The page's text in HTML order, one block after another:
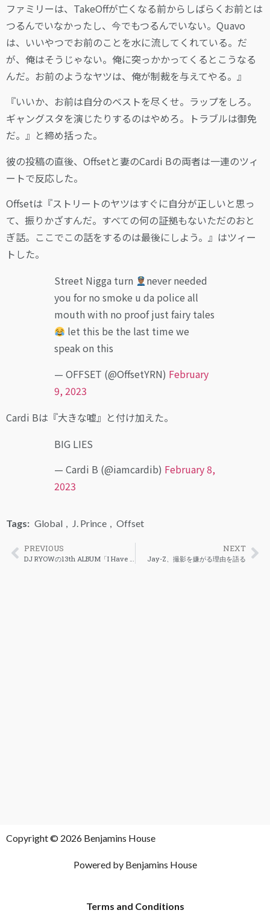
ファミリーは、TakeOffが亡くなる前からしばらくお前とは
つるんでいなかったし、今でもつるんでいない。Quavo
は、いいやつでお前のことを水に流してくれている。だ
が、俺はそうじゃない。俺に突っかかってくるとこうなる
んだ。お前のようなヤツは、俺が制裁を与えてやる。』
『いいか、お前は自分のベストを尽くせ。ラップをしろ。
ギャングスタを演じたりするのはやめろ。トラブルは御免
だ。』と締め括った。
彼の投稿の直後、Offsetと妻のCardi Bの両者は一連のツィ
ートで反応した。
Offsetは『ストリートのヤツはすぐに自分が正しいと思っ
て、振りかざすんだ。すべての何の証拠もないただのおと
ぎ話。ここでこの話をするのは最後にしよう。』はツィー
トした。
Street Nigga turn
never needed
you for no smoke u da police all
mouth with no proof just fairy tales
let this be the last time we
speak on this
— OFFSET (@OffsetYRN) February
9, 2023
Cardi Bは『大きな嘘』と付け加えた。
BIG LIES
— Cardi B (@iamcardib) February 8,
2023
Tags: Global , J. Prince , Offset
PREVIOUS NEXT
Jay-Z、撮影を嫌がる理由を語る
Copyright © 2026 Benjamins House
Powered by Benjamins House
Terms and Conditions